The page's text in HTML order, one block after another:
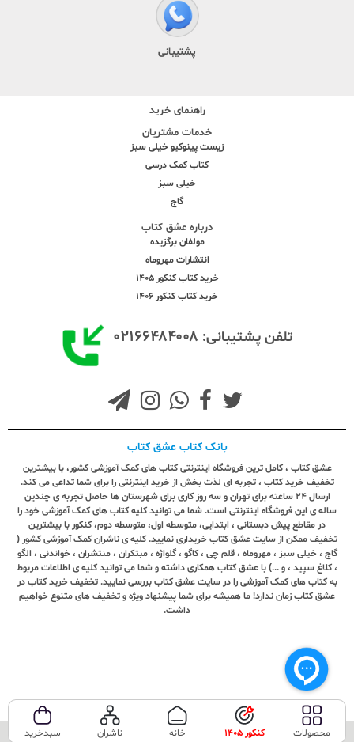
پشتیبانی
راهنمای خرید
خدمات مشتریان
زیست پینوکیو خیلی سبز
کتاب کمک درسی
خیلی سبز
گاج
درباره عشق کتاب
مولفان برگزیده
انتشارات مهروماه
خرید کتاب کنکور 1405
خرید کتاب کنکور 1406
تلفن پشتیبانی: ۰۲۱۶۶۴۸۴۰۰۸
بانک کتاب عشق کتاب
عشق کتاب ، کامل ترین فروشگاه اینترنتی کتاب های کمک آموزشی کشور، با بیشترین
تخفیف خرید کتاب ، تجربه ای لذت بخش از خرید اینترنتی را برای شما تداعی می کند.
ارسال ٢٤ ساعته برای تهران و سه روز کاری برای شهرستان ها حاصل تجربه ی چندین
ساله ی این فروشگاه اینترنتی است. شما می توانید کلیه کتاب های کمک آموزشی خود را
در مقاطع پیش دبستانی ، ابتدایی، متوسطه اول، متوسطه دوم، کنکور با بیشترین
تخفیف ممکن از سایت عشق کتاب خریداری نمایید. کلیه ی ناشران کمک آموزشی کشور (
گاج ، خیلی سبز ، مهروماه ، قلم چی ، کاگو ، گلواژه ، مبتکران ، منتشران ، خواندنی ، الگو
، کلاغ سپید ، و ...) با عشق کتاب همکاری داشته و شما می توانید کلیه ی اطلاعات مربوط
به کتاب های کمک آموزشی را در سایت عشق کتاب بررسی نمایید. تخفیف خرید کتاب در
عشق کتاب زمان ندارد! ما همیشه برای شما پیشنهاد ویژه و تخفیف های متنوع خواهیم
داشت.
تمامی حقوق این سایت متعلق به فروشگاه عشق کتاب می‌باشد. محصولات کنکور 1405 خانه ناشران سبدخرید